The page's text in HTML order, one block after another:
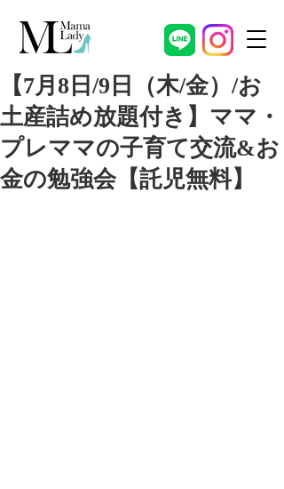
【7月8日/9日（木/金）/お
土産詰め放題付き】ママ・
プレママの子育て交流&お
金の勉強会【託児無料】